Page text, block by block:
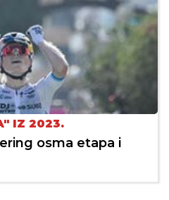
IZ 2023.
osma etapa i